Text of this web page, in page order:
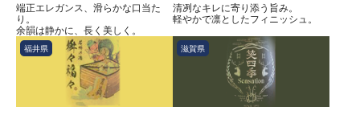
端正エレガンス、滑らかな口当た
り。
余韻は静かに、長く美しく。
清冽なキレに寄り添う旨み。
軽やかで凛としたフィニッシュ。
福井県 滋賀県